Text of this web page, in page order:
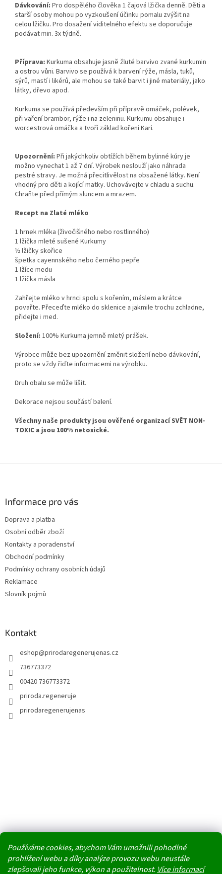
Používáme cookies, abychom Vám umožnili pohodlné
prohlížení webu a díky analýze provozu webu neustále
zlepšovali jeho funkce, výkon a použitelnost. Více informací
Dávkování: Pro dospělého člověka 1 čajová lžička denně. Děti a
starší osoby mohou po vyzkoušení účinku pomalu zvýšit na
celou lžičku. Pro dosažení viditelného efektu se doporučuje
podávat min. 3x týdně.
Příprava: Kurkuma obsahuje jasně žluté barvivo zvané kurkumin
a ostrou vůni. Barvivo se používá k barvení rýže, másla, tuků,
sýrů, mastí i likérů, ale mohou se také barvit i jiné materiály, jako
látky, dřevo apod.
Kurkuma se používá především při přípravě omáček, polévek,
při vaření brambor, rýže i na zeleninu. Kurkumu obsahuje i
worcestrová omáčka a tvoří základ koření Kari.
Upozornění: Při jakýchkoliv obtížích během bylinné kúry je
možno vynechat 1 až 7 dní. Výrobek neslouží jako náhrada
pestré stravy. Je možná přecitlivělost na obsažené látky. Není
vhodný pro děti a kojící matky. Uchovávejte v chladu a suchu.
Chraňte před přímým sluncem a mrazem.
Recept na Zlaté mléko
1 hrnek mléka (živočišného nebo rostlinného)
1 lžička mleté sušené Kurkumy
½ lžičky skořice
špetka cayennského nebo černého pepře
1 lžíce medu
1 lžička másla
Zahřejte mléko v hrnci spolu s kořením, máslem a krátce
povařte. Přeceďte mléko do sklenice a jakmile trochu zchladne,
přidejte i med.
Složení: 100% Kurkuma jemně mletý prášek.
Výrobce může bez upozornění změnit složení nebo dávkování,
proto se vždy řiďte informacemi na výrobku.
Druh obalu se může lišit.
Dekorace nejsou součástí balení.
Všechny naše produkty jsou ověřené organizací SVĚT NON-
TOXIC a jsou 100% netoxické.
Informace pro vás
Doprava a platba
Osobní odběr zboží
Kontakty a poradenství
Obchodní podmínky
Podmínky ochrany osobních údajů
Reklamace
Slovník pojmů
Kontakt
eshop@prirodaregenerujenas.cz
736773372
00420 736773372
priroda.regeneruje
prirodaregenerujenas